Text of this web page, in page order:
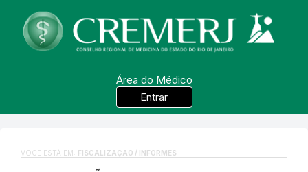
Área do Médico
Entrar
VOCÊ ESTÁ EM: FISCALIZAÇÃO / INFORMES